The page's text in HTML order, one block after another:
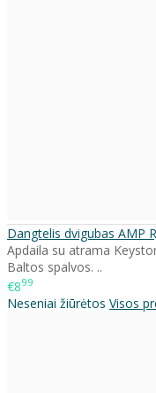
Dangtelis dvigubas AMP
Apdaila su atrama
Baltos spalvos. ..
€899
Neseniai žiūrėtos Visos